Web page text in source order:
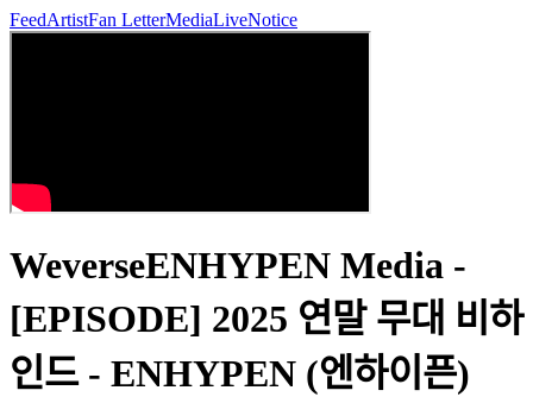
FeedArtistFan LetterMediaLiveNotice
WeverseENHYPEN Media -
[EPISODE] 2025 연말 무대 비하
인드 - ENHYPEN (엔하이픈)